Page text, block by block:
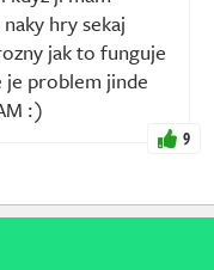
hry sekaj
jak to funguje
je problem jinde
:)
9